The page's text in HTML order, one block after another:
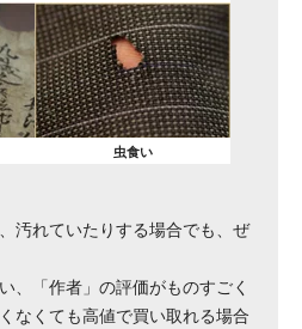
虫食い
汚れていたりする場合でも、ぜ
、「作者」の評価がものすごく
なくても高値で買い取れる場合